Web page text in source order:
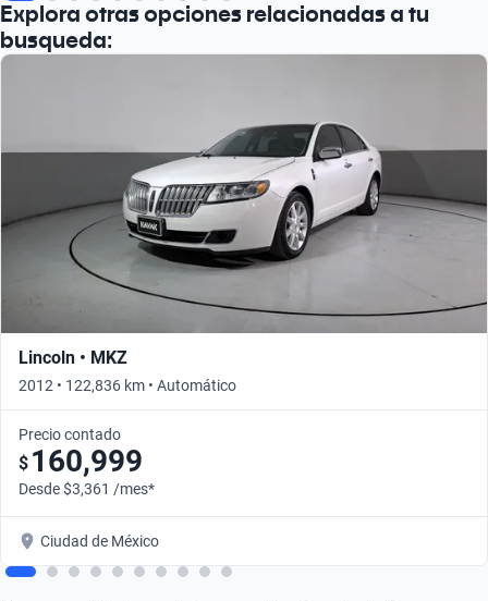
Explora otras opciones relacionadas a tu
busqueda:
Lincoln • MKZ
2012 • 122,836 km • Automático
Precio contado
$ 160,999
Desde $3,361 /mes*
Ciudad de México